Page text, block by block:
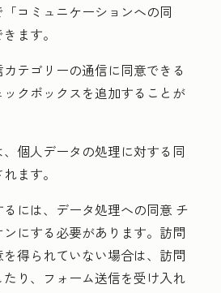
コミュニケーションへの同
ます。
テゴリーの通信に同意できる
クボックスを追加することが
個人データの処理に対する同
ます。
には、 データ処理への同意 チ
にする必要があります。訪問
得られていない場合は、訪問
り、フォーム送信を受け入れ